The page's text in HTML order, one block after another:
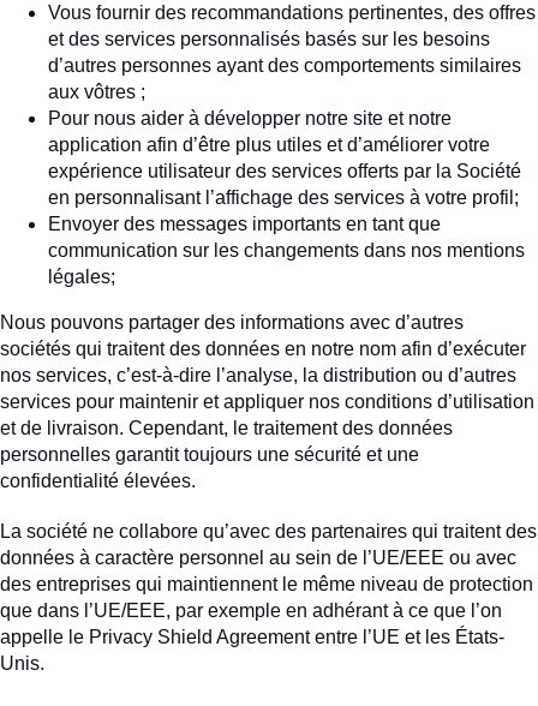
Vous fournir des recommandations pertinentes, des offres
et des services personnalisés basés sur les besoins
d’autres personnes ayant des comportements similaires
aux vôtres ;
Pour nous aider à développer notre site et notre
application afin d’être plus utiles et d’améliorer votre
expérience utilisateur des services offerts par la Société
en personnalisant l’affichage des services à votre profil;
Envoyer des messages importants en tant que
communication sur les changements dans nos mentions
légales;
Nous pouvons partager des informations avec d’autres
sociétés qui traitent des données en notre nom afin d’exécuter
nos services, c’est-à-dire l’analyse, la distribution ou d’autres
services pour maintenir et appliquer nos conditions d’utilisation
et de livraison. Cependant, le traitement des données
personnelles garantit toujours une sécurité et une
confidentialité élevées.
La société ne collabore qu’avec des partenaires qui traitent des
données à caractère personnel au sein de l’UE/EEE ou avec
des entreprises qui maintiennent le même niveau de protection
que dans l’UE/EEE, par exemple en adhérant à ce que l’on
appelle le Privacy Shield Agreement entre l’UE et les États-
Unis.